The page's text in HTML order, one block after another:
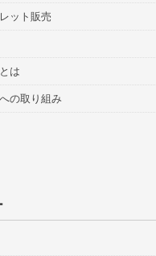
ット販売
は
の取り組み